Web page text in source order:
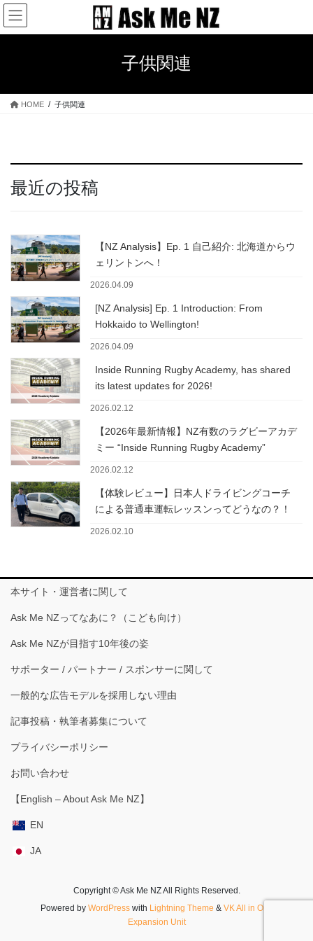
コ
ン
テ
ス
ナ
ビ
ゲ
ン
子供関連
HOME 子供関連
最近の投稿
【NZ Analysis】Ep. 1 自己紹介: 北海道からウ
ェリントンへ！
2026.04.09
[NZ Analysis] Ep. 1 Introduction: From
Hokkaido to Wellington!
2026.04.09
Inside Running Rugby Academy, has shared
its latest updates for 2026!
2026.02.12
【2026年最新情報】NZ有数のラグビーアカデ
ミー “Inside Running Rugby Academy”
2026.02.12
【体験レビュー】日本人ドライビングコーチ
による普通車運転レッスンってどうなの？！
2026.02.10
本サイト・運営者に関して
Ask Me NZってなあに？（こども向け）
Ask Me NZが目指す10年後の姿
サポーター / パートナー / スポンサーに関して
一般的な広告モデルを採用しない理由
記事投稿・執筆者募集について
プライバシーポリシー
お問い合わせ
【English – About Ask Me NZ】
EN
JA
Copyright © Ask Me NZ All Rights Reserved.
Powered by WordPresswith Lightning Theme & VK All in One
Expansion Unit